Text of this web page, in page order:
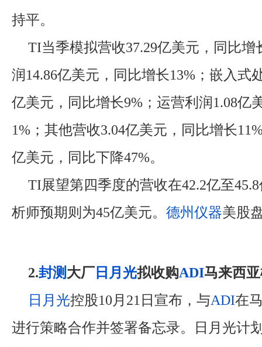
持平。
TI当季模拟营收37.29亿美元，同比增
润14.86亿美元，同比增长13%；嵌入式
亿美元，同比增长9%；运营利润1.08亿
1%；其他营收3.04亿美元，同比增长
亿美元，同比下降47%。
TI展望第四季度的营收在42.2亿至
析师预期则为45亿美元。 德州仪器美股
2.封测大厂 日月光拟收购ADI马来西
日月光控股10月21日宣布，与ADI在
进行策略合作并签署备忘录。日月光计